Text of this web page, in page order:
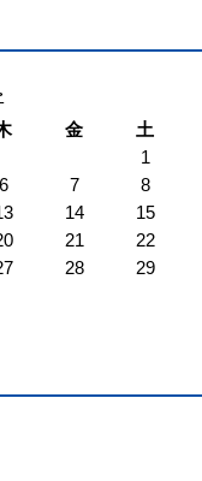
金
土
1
6 7
8
14
15
21
22
28
29